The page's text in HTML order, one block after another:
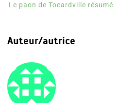
Le paon de Tocardville résumé
Auteur/autrice